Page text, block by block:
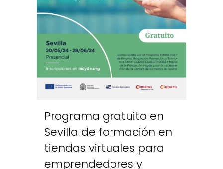
Programa gratuito en
Sevilla de formación en
tiendas virtuales para
emprendedores y